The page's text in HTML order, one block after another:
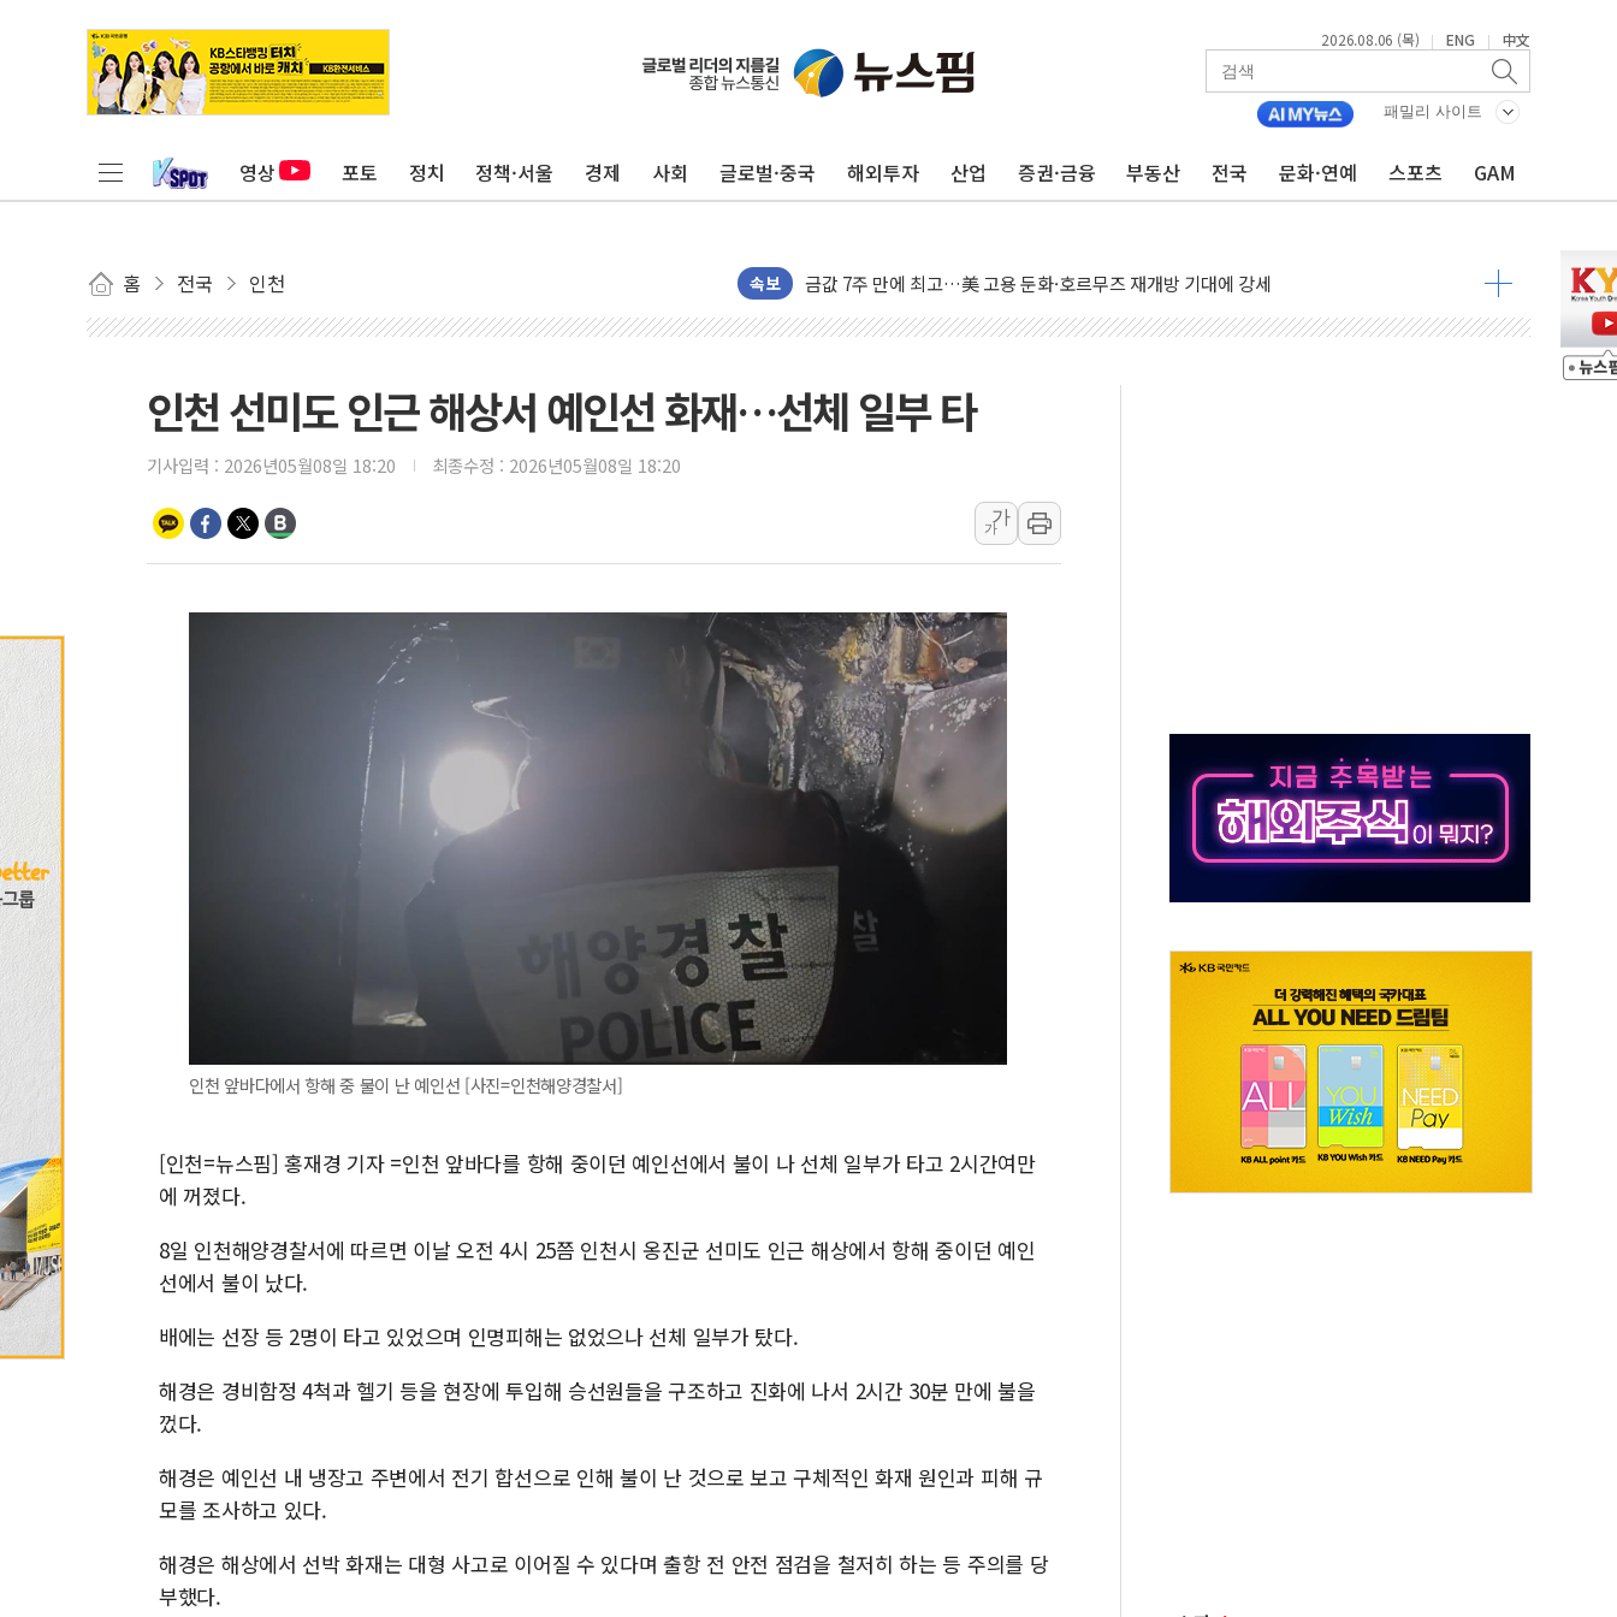
2026.08.06 (목) | ENG | 中文
패밀리 사이트
영상 포토 정치 정책·서울 경제 사회 글로벌·중국 해외투자 산업 증권·금융 부동산 전국 문화·연예 스포츠 GAM
홈 전국 인천 속보
구광모, 내주 실리콘밸리서 젠슨 황 재회…로봇·AI 데이터센터·모빌리티 구체화
김정관 장관 "영업이익 N% 성과급 반대…상법·자본시장법 개정 논의"
뉴욕증시 프리뷰, 미 주가선물 AI주 차익실현 속 혼조세...웨스턴디지털·샌디스크↓
금값 7주 만에 최고…美 고용 둔화·호르무즈 재개방 기대에 강세
[인도증시] 중동 긴장 완화에 실적 호조까지, 상승...호실적 보고 기업 상승세 뚜렷
[베트남 증시] 지수 하락 속 'DGC' 임시 주총 기대감에 홀로 상한가…마진 잔액은 사상 최고
'월가의 황제' 다이먼 "금융시장 레버리지 위험수위…숨은 차입이 더 큰 변수"
김정관 산업부 장관 "주 52시간 손봐야, 경쟁상대 中과 비교해야"
해군 1함대 창설 80주년…지역과 함께하는 '선봉'의 대민 봉사
[3보] 북, 원산서 동해로 단거리 탄도미사일 1발 발사… 올해 10번째·42일 만 도발
우크라 드론 전술, 중남미 콜롬비아에 새 안보 위기… 반군·마약카르텔이 습득해 전투 활용
동해해경, 독도 해상서 부유물 감긴 어선 구조
주한미군 "오산기지 누출, 백린 아닌 무해한 표면 부식 물질"
구미 폐염산처리업체서 불 2시간30여분만에 진화...외국인 노동자 숨져
해군과 함께하는 '불금전파, 송정' 시즌2
강원도 폭염특보 11일째…온열질환·가축 피해 최소화 '총력 대응'
인천 선미도 인근 해상서 예인선 화재…선체 일부 타
기사입력 : 2026년05월08일 18:20 최종수정 : 2026년05월08일 18:20
가
가
인천 앞바다에서 항해 중 불이 난 예인선 [사진=인천해양경찰서]
[인천=뉴스핌] 홍재경 기자 =인천 앞바다를 항해 중이던 예인선에서 불이 나 선체 일부가 타고 2시간여만
에 꺼졌다.
8일 인천해양경찰서에 따르면 이날 오전 4시 25쯤 인천시 옹진군 선미도 인근 해상에서 항해 중이던 예인
선에서 불이 났다.
배에는 선장 등 2명이 타고 있었으며 인명피해는 없었으나 선체 일부가 탔다.
해경은 경비함정 4척과 헬기 등을 현장에 투입해 승선원들을 구조하고 진화에 나서 2시간 30분 만에 불을
껐다.
해경은 예인선 내 냉장고 주변에서 전기 합선으로 인해 불이 난 것으로 보고 구체적인 화재 원인과 피해 규
모를 조사하고 있다.
해경은 해상에서 선박 화재는 대형 사고로 이어질 수 있다며 출항 전 안전 점검을 철저히 하는 등 주의를 당
부했다.